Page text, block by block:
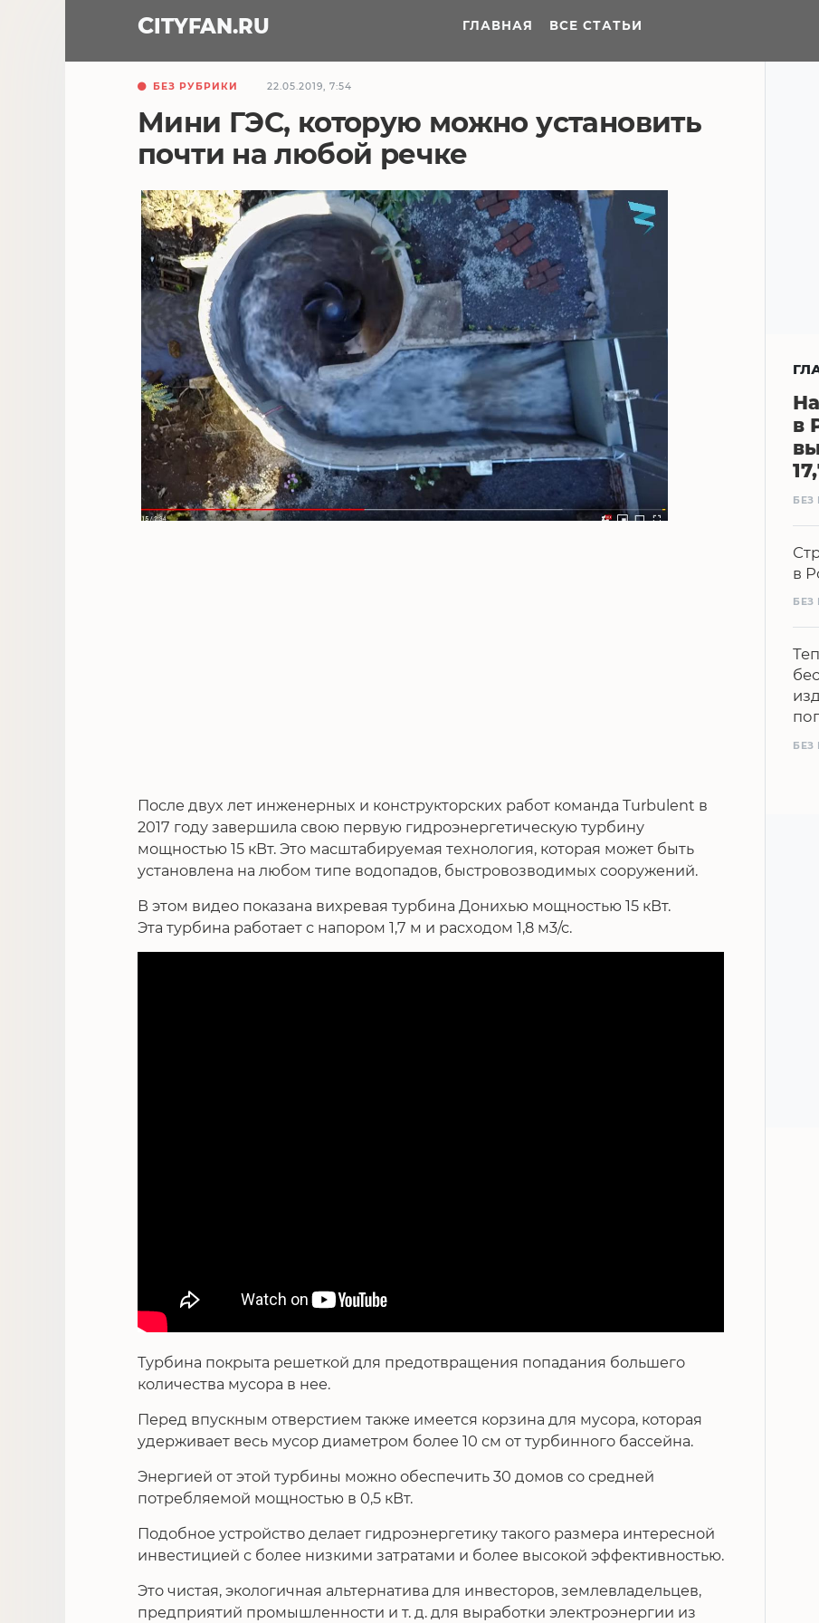
CITYFAN.RU ГЛАВНАЯ ВСЕ СТАТЬИ
БЕЗ РУБРИКИ 22.05.2019, 7:54
Мини ГЭС, которую можно установить
почти на любой речке
После двух лет инженерных и конструкторских работ команда Turbulent в
2017 году завершила свою первую гидроэнергетическую турбину
мощностью 15 кВт. Это масштабируемая технология, которая может быть
установлена на любом типе водопадов, быстровозводимых сооружений.
В этом видео показана вихревая турбина Донихью мощностью 15 кВт.
Эта турбина работает с напором 1,7 м и расходом 1,8 м3/с.
Турбина покрыта решеткой для предотвращения попадания большего
количества мусора в нее.
Перед впускным отверстием также имеется корзина для мусора, которая
удерживает весь мусор диаметром более 10 см от турбинного бассейна.
Энергией от этой турбины можно обеспечить 30 домов со средней
потребляемой мощностью в 0,5 кВт.
Подобное устройство делает гидроэнергетику такого размера интересной
инвестицией с более низкими затратами и более высокой эффективностью.
Это чистая, экологичная альтернатива для инвесторов, землевладельцев,
предприятий промышленности и т. д. для выработки электроэнергии из
в
БЕЗ
в
БЕЗ
БЕЗ